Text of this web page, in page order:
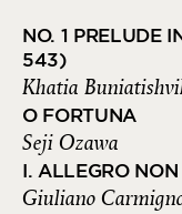
NO. 1 PRELUDE
543)
Khatia
O FORTUNA
Seji Ozawa
I. ALLEGRO
Giuliano